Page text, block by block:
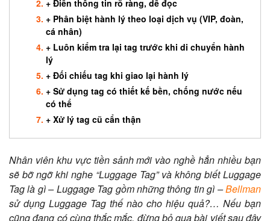
+ Điền thông tin rõ ràng, dễ đọc
+ Phân biệt hành lý theo loại dịch vụ (VIP, đoàn,
cá nhân)
+ Luôn kiểm tra lại tag trước khi di chuyển hành
lý
+ Đối chiếu tag khi giao lại hành lý
+ Sử dụng tag có thiết kế bền, chống nước nếu
có thể
+ Xử lý tag cũ cẩn thận
Nhân viên khu vực tiền sảnh mới vào nghề hẳn nhiều bạn
sẽ bỡ ngỡ khi nghe “Luggage Tag” và không biết Luggage
Tag là gì – Luggage Tag gồm những thông tin gì –Bellman
sử dụng Luggage Tag thế nào cho hiệu quả?… Nếu bạn
cũng đang có cùng thắc mắc, đừng bỏ qua bài viết sau đây